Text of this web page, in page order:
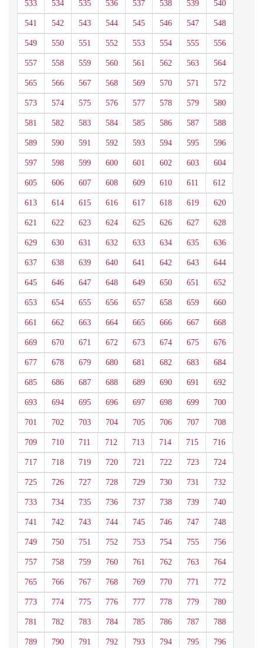
533 534 535 536 537 538 539 540
541 542 543 544 545 546 547 548
549 550 551 552 553 554 555 556
557 558 559 560 561 562 563 564
565 566 567 568 569 570 571 572
573 574 575 576 577 578 579 580
581 582 583 584 585 586 587 588
589 590 591 592 593 594 595 596
597 598 599 600 601 602 603 604
605 606 607 608 609 610 611 612
613 614 615 616 617 618 619 620
621 622 623 624 625 626 627 628
629 630 631 632 633 634 635 636
637 638 639 640 641 642 643 644
645 646 647 648 649 650 651 652
653 654 655 656 657 658 659 660
661 662 663 664 665 666 667 668
669 670 671 672 673 674 675 676
677 678 679 680 681 682 683 684
685 686 687 688 689 690 691 692
693 694 695 696 697 698 699 700
701 702 703 704 705 706 707 708
709 710 711 712 713 714 715 716
717 718 719 720 721 722 723 724
725 726 727 728 729 730 731 732
733 734 735 736 737 738 739 740
741 742 743 744 745 746 747 748
749 750 751 752 753 754 755 756
757 758 759 760 761 762 763 764
765 766 767 768 769 770 771 772
773 774 775 776 777 778 779 780
781 782 783 784 785 786 787 788
789 790 791 792 793 794 795 796